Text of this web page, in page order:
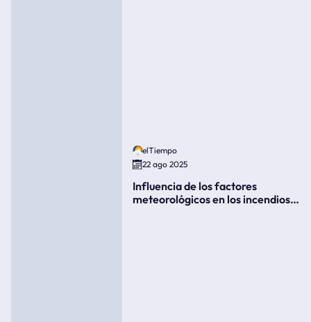
elTiempo
22 ago 2025
Influencia de los factores
meteorológicos en los incendios